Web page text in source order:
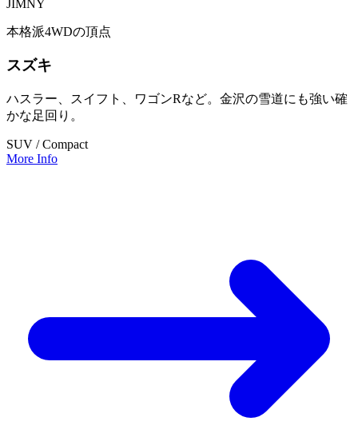
JIMNY
本格派4WDの頂点
スズキ
ハスラー、スイフト、ワゴンRなど。金沢の雪道にも強い確
かな足回り。
SUV / Compact
More Info